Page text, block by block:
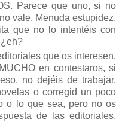
Parece que uno, si no
vale. Menuda estupidez,
que no lo intentéis con
que os interesen.
en contestaros, si
no dejéis de trabajar.
o corregid un poco
o lo que sea, pero no os
de las editoriales,